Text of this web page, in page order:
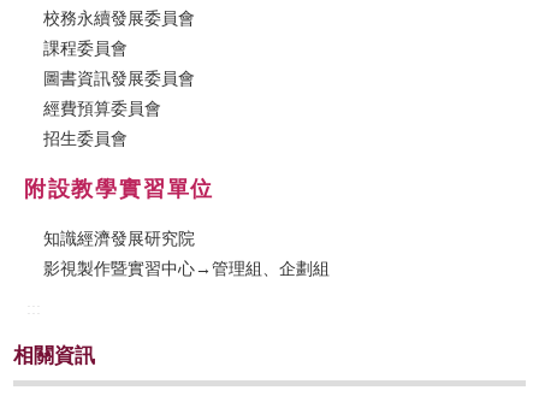
校務永續發展委員會
課程委員會
圖書資訊發展委員會
經費預算委員會
招生委員會
附設教學實習單位
知識經濟發展研究院
影視製作暨實習中心→管理組、企劃組
相關資訊